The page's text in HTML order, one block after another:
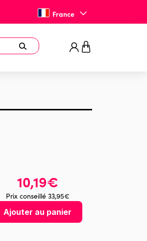
France
10,19€
Prix conseillé 33,95€
Ajouter au panier